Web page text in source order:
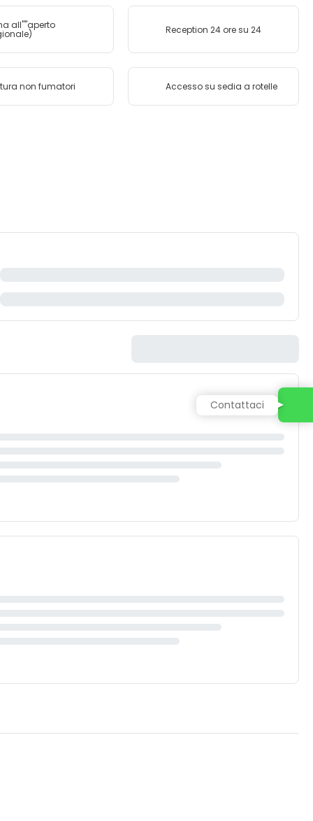
all''''aperto Reception 24 ore su 24
non fumatori Accesso su sedia a rotelle
Contattaci